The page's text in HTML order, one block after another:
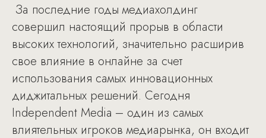
За последние годы медиахолдинг
совершил настоящий прорыв в области
высоких технологий, значительно расширив
свое влияние в онлайне за счет
использования самых инновационных
диджитальных решений. Сегодня
Independent Media – один из самых
влиятельных игроков медиарынка, он входит